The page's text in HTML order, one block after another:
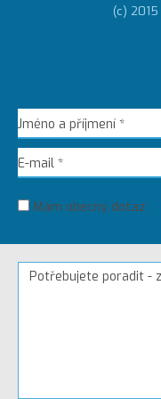
(c)
Mám obecný dotaz